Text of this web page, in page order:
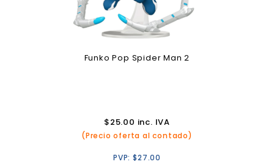
Funko Pop Spider Man 2
$25.00 inc. IVA
(Precio oferta al contado)
PVP:$27.00